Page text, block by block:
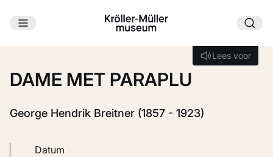
Ga naar hoofdinhoud
Lees voor
Lees voor
DAME MET PARAPLU
George Hendrik Breitner (1857 - 1923)
Datum